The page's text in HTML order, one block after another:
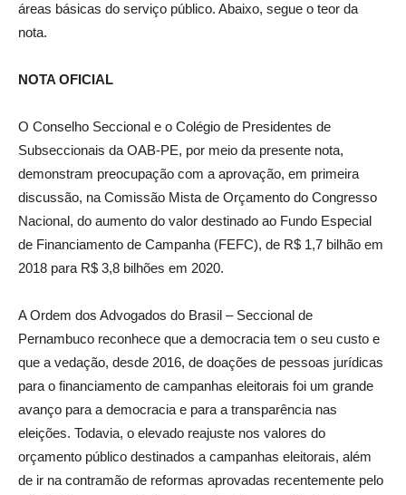
áreas básicas do serviço público. Abaixo, segue o teor da
nota.
NOTA OFICIAL
O Conselho Seccional e o Colégio de Presidentes de
Subseccionais da OAB-PE, por meio da presente nota,
demonstram preocupação com a aprovação, em primeira
discussão, na Comissão Mista de Orçamento do Congresso
Nacional, do aumento do valor destinado ao Fundo Especial
de Financiamento de Campanha (FEFC), de R$ 1,7 bilhão em
2018 para R$ 3,8 bilhões em 2020.
A Ordem dos Advogados do Brasil – Seccional de
Pernambuco reconhece que a democracia tem o seu custo e
que a vedação, desde 2016, de doações de pessoas jurídicas
para o financiamento de campanhas eleitorais foi um grande
avanço para a democracia e para a transparência nas
eleições. Todavia, o elevado reajuste nos valores do
orçamento público destinados a campanhas eleitorais, além
de ir na contramão de reformas aprovadas recentemente pelo